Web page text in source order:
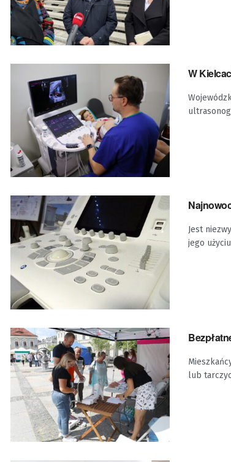
W
Jest
jego
lub